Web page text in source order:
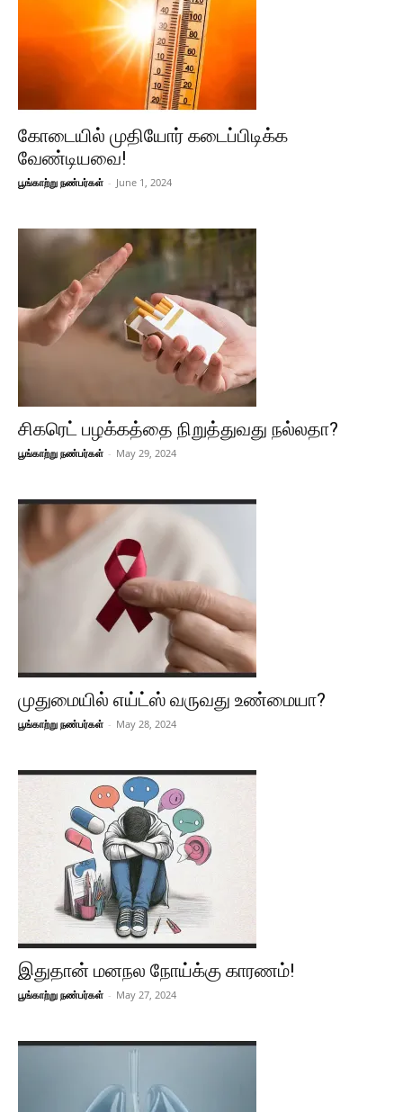
கோடையில் முதியோர் கடைப்பிடிக்க
வேண்டியவை!
பூங்காற்று நண்பர்கள் - June 1, 2024
சிகரெட் பழக்கத்தை நிறுத்துவது நல்லதா?
பூங்காற்று நண்பர்கள் - May 29, 2024
முதுமையில் எய்ட்ஸ் வருவது உண்மையா?
பூங்காற்று நண்பர்கள் - May 28, 2024
இதுதான் மனநல நோய்க்கு காரணம்!
பூங்காற்று நண்பர்கள் - May 27, 2024